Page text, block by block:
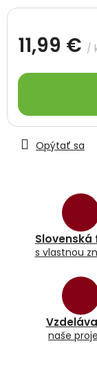
11,99 € /
cena:
Slovenská
s vlastnou
naše
Opýtať sa